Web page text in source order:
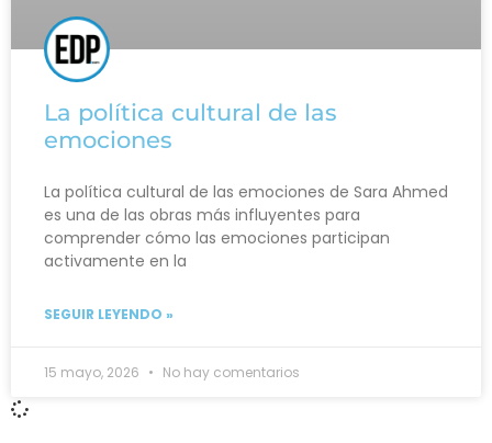
La política cultural de las
emociones
La política cultural de las emociones de Sara Ahmed
es una de las obras más influyentes para
comprender cómo las emociones participan
activamente en la
SEGUIR LEYENDO »
15 mayo, 2026 No hay comentarios